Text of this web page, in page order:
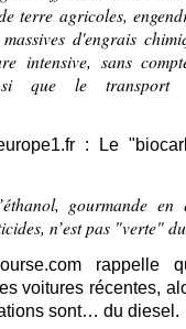
terre agricoles,
d'engrais
intensive, sans
que le transport
: Le
gourmande en
n’est pas "verte"
rappelle
voitures récentes,
sont… du diesel.